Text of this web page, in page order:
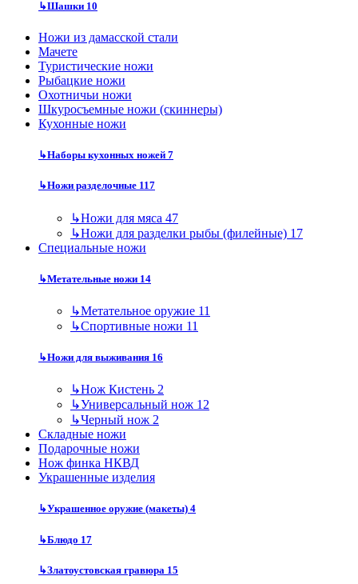
↳Шашки 10
Ножи из дамасской стали
Мачете
Туристические ножи
Рыбацкие ножи
Охотничьи ножи
Шкуросъемные ножи (скиннеры)
Кухонные ножи
↳Наборы кухонных ножей 7
↳Ножи разделочные 117
↳Ножи для мяса 47
↳Ножи для разделки рыбы (филейные) 17
Специальные ножи
↳Метательные ножи 14
↳Метательное оружие 11
↳Спортивные ножи 11
↳Ножи для выживания 16
↳Нож Кистень 2
↳Универсальный нож 12
↳Черный нож 2
Складные ножи
Подарочные ножи
Нож финка НКВД
Украшенные изделия
↳Украшенное оружие (макеты) 4
↳Блюдо 17
↳Златоустовская гравюра 15